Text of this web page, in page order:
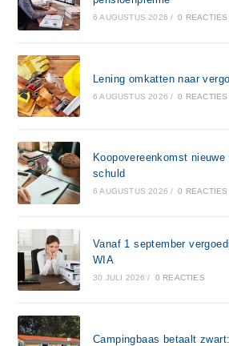
6 AUGUSTUS 2026 / 0 REACTIES
Lening omkatten naar
6 AUGUSTUS 2026 / 0 REACTIES
Koopovereenkomst
schuld
6 AUGUSTUS 2026 / 0 REACTIES
Vanaf 1 september
WIA
30 JULI 2026 / 0 REACTIES
Campingbaas betaalt